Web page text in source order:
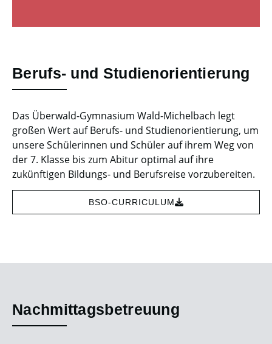
Berufs- und Studienorientierung
Das Überwald-Gymnasium Wald-Michelbach legt
großen Wert auf Berufs- und Studienorientierung, um
unsere Schülerinnen und Schüler auf ihrem Weg von
der 7. Klasse bis zum Abitur optimal auf ihre
zukünftigen Bildungs- und Berufsreise vorzubereiten.
BSO-CURRICULUM
Nachmittagsbetreuung